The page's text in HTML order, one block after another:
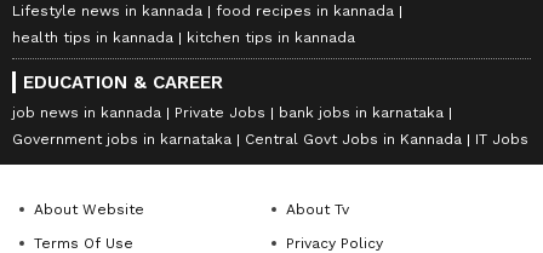
Lifestyle news in kannada
food recipes in kannada
health tips in kannada
kitchen tips in kannada
EDUCATION & CAREER
job news in kannada Private Jobs
bank jobs in karnataka
Government jobs in karnataka
Central Govt Jobs in Kannada IT Jobs
About Website
About Tv
Terms Of Use
Privacy Policy